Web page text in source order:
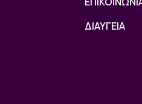
ΔΙΑΥΓΕΙΑ